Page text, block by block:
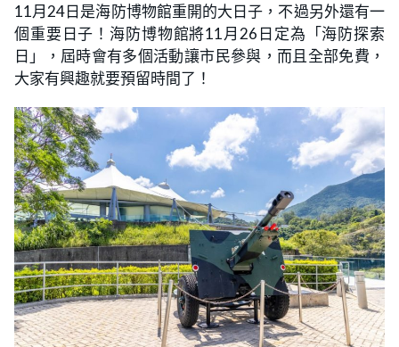
11月24日是海防博物館重開的大日子，不過另外還有一
個重要日子！海防博物館將11月26日定為「海防探索
日」，屆時會有多個活動讓市民參與，而且全部免費，
大家有興趣就要預留時間了！